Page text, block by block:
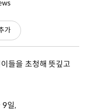
가(새
창
들을 초청해 뜻깊고
9일,